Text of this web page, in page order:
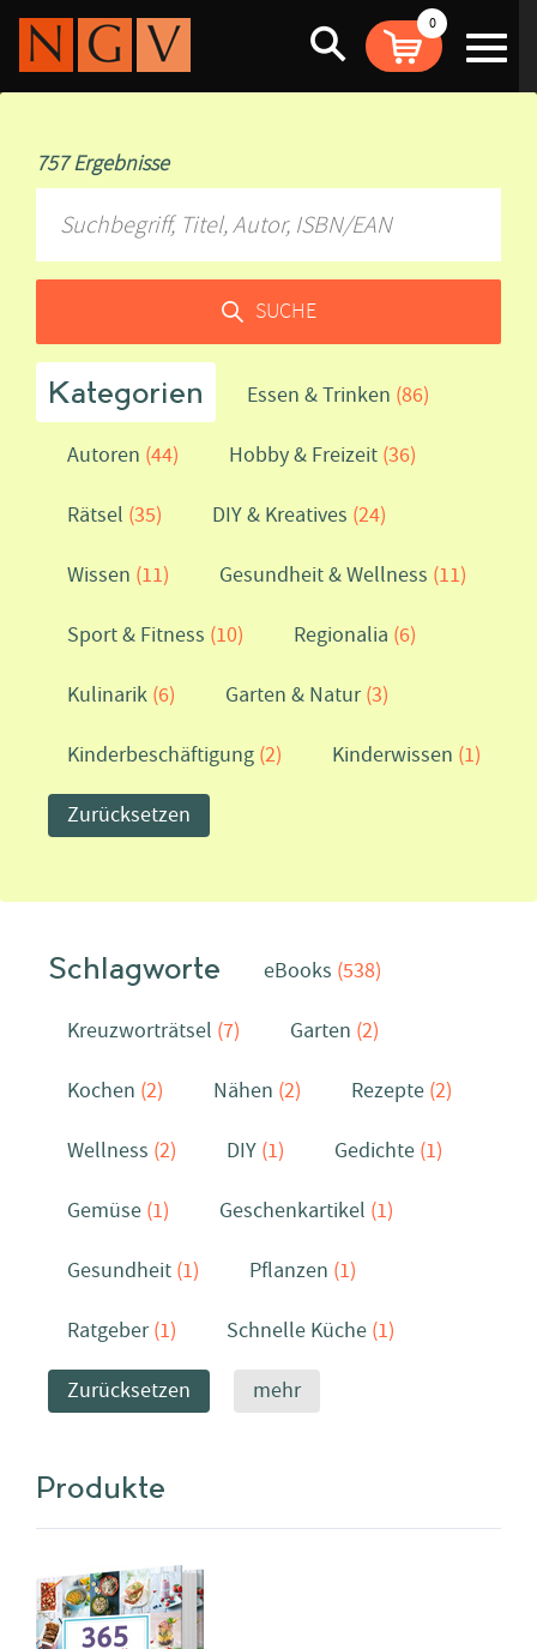
0
757 Ergebnisse
SUCHE
Kategorien Essen & Trinken (86)
Autoren (44) Hobby & Freizeit (36)
Rätsel (35) DIY & Kreatives (24)
Wissen (11) Gesundheit & Wellness (11)
Sport & Fitness (10) Regionalia (6)
Kulinarik (6) Garten & Natur(3)
Kinderbeschäftigung (2) Kinderwissen (1)
Zurücksetzen
Schlagworte eBooks (538)
Kreuzworträtsel (7) Garten (2)
Kochen (2) Nähen (2) Rezepte (2)
Wellness (2) DIY (1) Gedichte (1)
Gemüse (1) Geschenkartikel (1)
Gesundheit (1) Pflanzen (1)
Ratgeber(1) Schnelle Küche (1)
Zurücksetzen mehr
Produkte